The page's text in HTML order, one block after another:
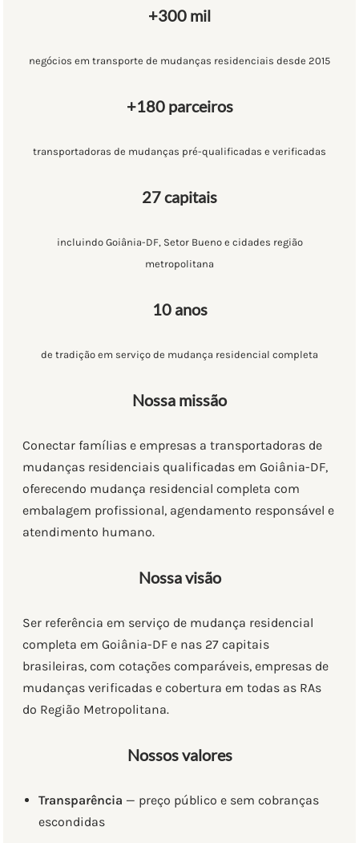
+300 mil
negócios em transporte de mudanças residenciais desde 2015
+180 parceiros
transportadoras de mudanças pré-qualificadas e verificadas
27 capitais
incluindo Goiânia-DF, Setor Bueno e cidades região
metropolitana
10 anos
de tradição em serviço de mudança residencial completa
Nossa missão
Conectar famílias e empresas a transportadoras de
mudanças residenciais qualificadas em Goiânia-DF,
oferecendo mudança residencial completa com
embalagem profissional, agendamento responsável e
atendimento humano.
Nossa visão
Ser referência em serviço de mudança residencial
completa em Goiânia-DF e nas 27 capitais
brasileiras, com cotações comparáveis, empresas de
mudanças verificadas e cobertura em todas as RAs
do Região Metropolitana.
Nossos valores
Transparência — preço público e sem cobranças
escondidas